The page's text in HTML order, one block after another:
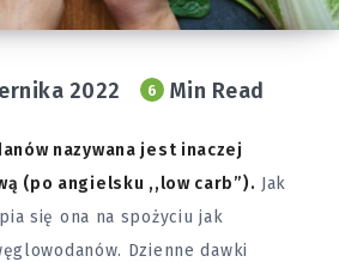
2022 6 Min Read
nazywana jest inaczej
(po angielsku ,,low carb”). Jak
się ona na spożyciu jak
Dzienne dawki